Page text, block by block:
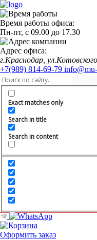
Время работы офиса:
Пн-пт, с 09.00 до 17.30
Адрес офиса:
г.Краснодар,
+7(989) 814-69-79
Exact matches only
Search in title
Search in content
Оформить заказ